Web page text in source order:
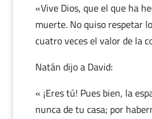
«Vive Dios, que el que ha
muerte. No quiso respetar
cuatro veces el valor de la
Natán dijo a David:
« ¡Eres tú! Pues bien, la
nunca de tu casa; por